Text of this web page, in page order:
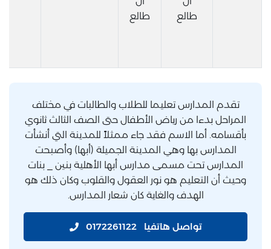
طالع
طالع
تقدم المدارس تعليما للطلاب والطالبات في مختلف
المراحل بدءا من رياض الأطفال حتى الصف الثالث ثانوي
بأقسامه. أما الاسم فقد جاء ممثلاً للمدينة التي أنشأت
المدارس بها وهي المدينة الجميلة (أبها) وأصبحت
المدارس تحت مسمى مدارس أبها الأهلية بنين _ بنات
وحيث أن التعليم هو نور العقول والقلوب وكان ذلك هو
الهدف والغاية كان شعار المدارس.
تواصل هاتفيا 0172261122